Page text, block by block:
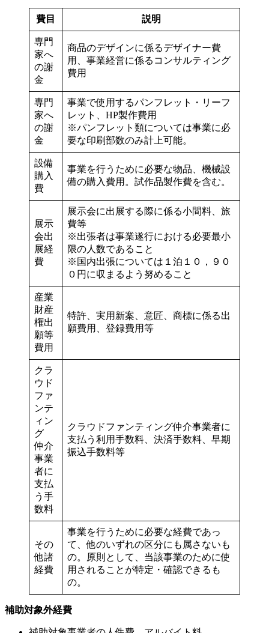
費目 説明
専門
家へ
の謝
金
商品のデザインに係るデザイナー費
用、事業経営に係るコンサルティング
費用
専門
家へ
の謝
金
事業で使用するパンフレット・リーフ
レット、HP製作費用
※パンフレット類については事業に必
要な印刷部数のみ計上可能。
設備
購入
費
事業を行うために必要な物品、機械設
備の購入費用。試作品製作費を含む。
展示
会出
展経
費
展示会に出展する際に係る小間料、旅
費等
※出張者は事業遂行における必要最小
限の人数であること
※国内出張については１泊１０，９０
０円に収まるよう努めること
産業
財産
権出
願等
費用
特許、実用新案、意匠、商標に係る出
願費用、登録費用等
クラ
ウド
ファ
ンテ
ィン
グ
仲介
事業
者に
支払
う手
数料
クラウドファンティング仲介事業者に
支払う利用手数料、決済手数料、早期
振込手数料等
その
他諸
経費
事業を行うために必要な経費であっ
て、他のいずれの区分にも属さないも
の。原則として、当該事業のために使
用されることが特定・確認できるも
の。
補助対象外経費